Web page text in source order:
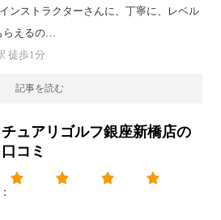
ンストラクターさんに、丁寧に、レベル
らえるの…
徒歩1分
記事を読む
ュアリゴルフ銀座新橋店の
コミ